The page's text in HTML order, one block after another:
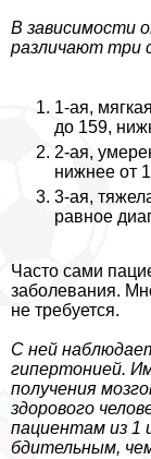
В зависимости
различают три
1-ая,
до 159,
2-ая,
нижнее от
3-ая,
равное
Часто сами
заболевания.
не требуется.
С ней
гипертонией.
получения
здорового
пациентам из 1
бдительным,